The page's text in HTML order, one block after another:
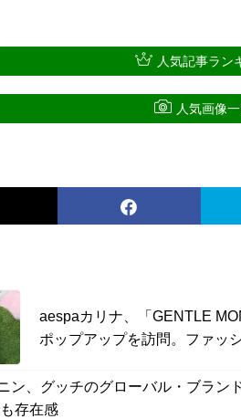
aespaカリナ、「GENTLE
ポップアップを訪問。ファッ
ン、グッチのグローバル・ブラン
存在感
人気記事ラン
人気画像